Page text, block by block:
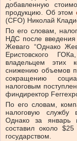
добавленную
продукцию. Об этом
(CFO) Николай
По его словам,
НДС после введения
Жеваго “Однако
Еристовского
владельцем этих
снижению объемов
сокращению
налоговым
финдиректор
По его словам,
налоговую службу
Однако за
составил около
государством.